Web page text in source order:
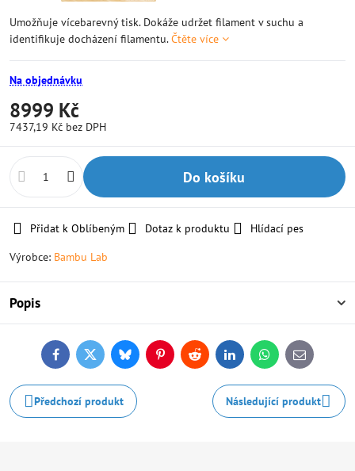
Umožňuje vícebarevný tisk. Dokáže udržet filament v suchu a
identifikuje docházení filamentu.Čtěte více
Na objednávku
8999 Kč
7437,19 Kč bez DPH
Do košíku
Přidat k Oblíbeným Dotaz k produktu
Hlídací pes
Výrobce: Bambu Lab
Popis
FacebookTwitterBlueskyPinterestReddit LinkedInWhatsApp
E-
mail
Předchozí produkt Následující produkt